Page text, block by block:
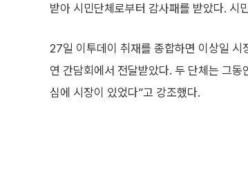
받아 시민단체로부터 감사패를 받았다. 시
27일 이투데이 취재를 종합하면 이상일
연 간담회에서 전달받았다. 두 단체는 그동
심에 시장이 있었다”고 강조했다.